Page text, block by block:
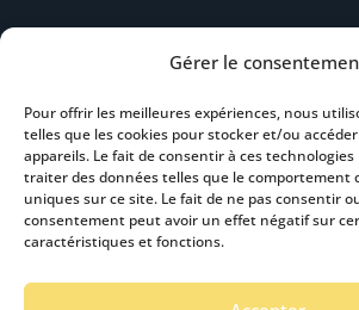
Gérer le
Pour offrir les meilleures expériences, nous
telles que les cookies pour stocker et/ou
appareils. Le fait de consentir à ces
traiter des données telles que le comportement
uniques sur ce site. Le fait de ne pas consentir
consentement peut avoir un effet négatif sur
caractéristiques et fonctions.
Suivez-nous
S’abonner à la newsletter